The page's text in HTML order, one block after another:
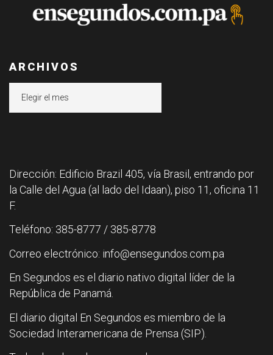
ARCHIVOS
Dirección: Edificio Brazil 405, vía Brasil, entrando por
la Calle del Agua (al lado del Idaan), piso 11, oficina 11
F.
Teléfono: 385-8777 / 385-8778
Correo electrónico: info@ensegundos.com.pa
En Segundos es el diario nativo digital líder de la
República de Panamá.
El diario digital En Segundos es miembro de la
Sociedad Interamericana de Prensa (SIP).